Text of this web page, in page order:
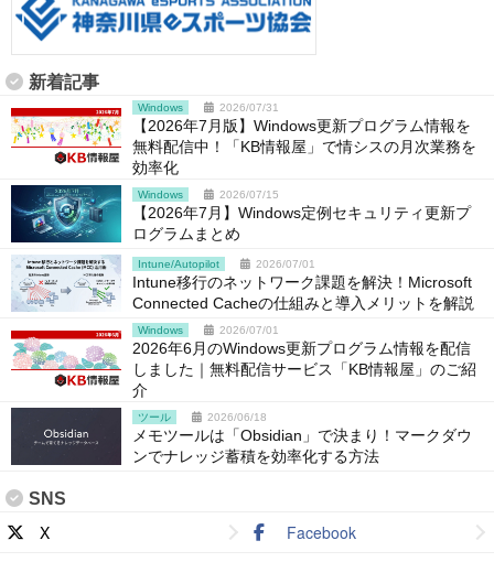
新着記事
Windows 2026/07/31
【2026年7月版】Windows更新プログラム情報を
無料配信中！「KB情報屋」で情シスの月次業務を
効率化
Windows 2026/07/15
【2026年7月】Windows定例セキュリティ更新プ
ログラムまとめ
Intune/Autopilot 2026/07/01
Intune移行のネットワーク課題を解決！Microsoft
Connected Cacheの仕組みと導入メリットを解説
Windows 2026/07/01
2026年6月のWindows更新プログラム情報を配信
しました｜無料配信サービス「KB情報屋」のご紹
介
ツール 2026/06/18
メモツールは「Obsidian」で決まり！マークダウ
ンでナレッジ蓄積を効率化する方法
SNS
X
Facebook